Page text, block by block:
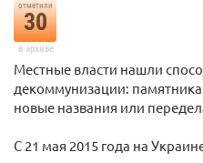
отметили
30
в архиве
Местные власти нашли
декоммунизации:
новые названия или
С 21 мая 2015 года на